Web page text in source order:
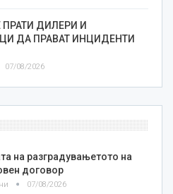
ДИЛЕРИ И
ДА ПРАВАТ ИНЦИДЕНТИ
07/08/2026
на разградувањетото на
договор
07/08/2026